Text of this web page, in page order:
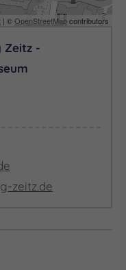
Studenten,
von 50,
Touristiker-
Sozialpasses der
Zeitzer Forst und
€ / 4,50 €
Hort o.ä.
| ©OpenStreetMapcontributors
Zeitz -
zeitz.de